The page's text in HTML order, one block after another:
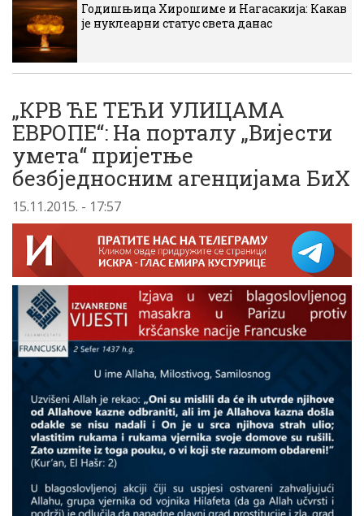
Годишњица Хирошиме и Нагасакија: Какав
је нуклеарни статус света данас
„КРВ ЋЕ ТЕЋИ УЛИЦАМА
ЕВРОПЕ“: На порталу „Вијести
умета“ пријетње
безбједносним агенцијама БиХ
15.11.2015. - 17:57